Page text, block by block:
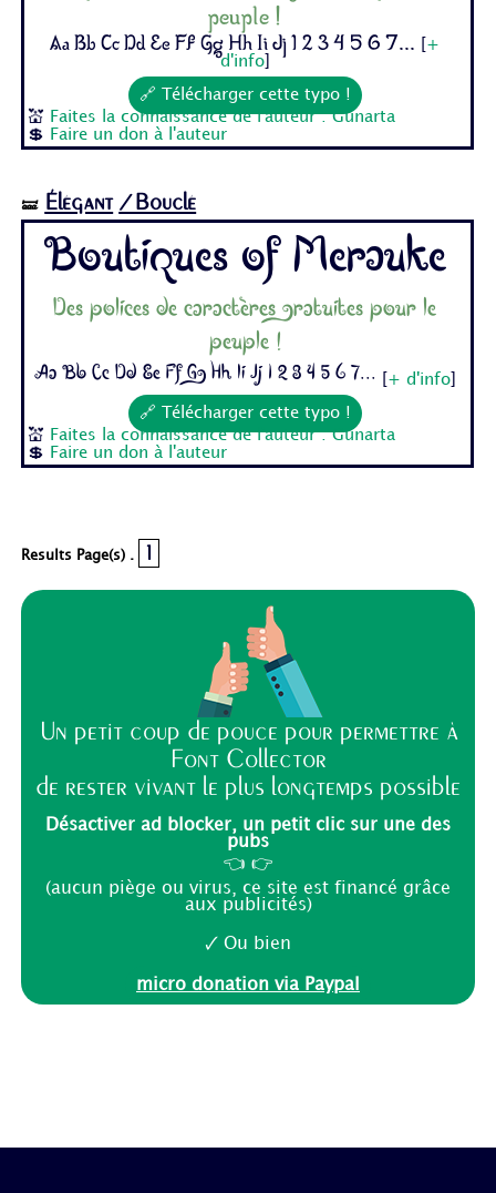
peuple !
Aa Bb Cc Dd Ee Ff Gg Hh Ii Jj 1 2 3 4 5 6 7...
+
d'info]
🔗 Télécharger cette typo !
💒
Faites la connaissance de l'auteur : Gunarta
💲
Faire un don à l'auteur
🝛 Élégant /Bouclé
Boutiques of Merauke
Des polices de caractères gratuites pour le
peuple !
Aa Bb Cc Dd Ee Ff Gg Hh Ii Jj 1 2 3 4 5 6 7... + d'info]
🔗 Télécharger cette typo !
💒
Faites la connaissance de l'auteur : Gunarta
💲
Faire un don à l'auteur
Results Page(s) . 1
Un petit coup de pouce pour permettre à
Font Collector
de rester vivant le plus longtemps possible
Désactiver ad blocker, un petit clic sur une des
pubs
👈 👉
(aucun piège ou virus, ce site est financé grâce
aux publicités)
🗸 Ou bien
micro donation via Paypal